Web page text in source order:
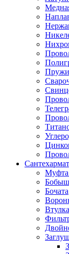
Муфта
Бочата
Втулка